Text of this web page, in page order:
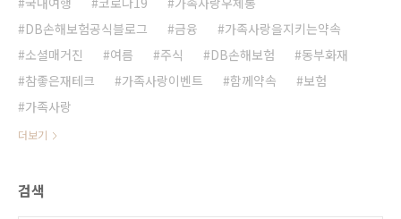
DB손해보험공식블로그
금융
가족사랑을지키는약속
소셜매거진
여름 주식 DB손해보험
동부화재
참좋은재테크
가족사랑이벤트 함께약속
보험
가족사랑
더보기
검색